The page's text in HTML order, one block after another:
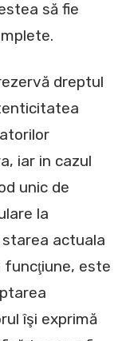
să fie
dreptul
iar in cazul
unic de
la
starea actuala
funcţiune, este
îşi exprimă